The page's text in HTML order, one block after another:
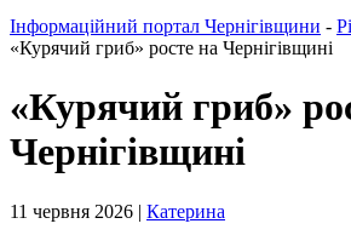
Інформаційний портал Чернігівщини -
«Курячий гриб» росте на Чернігівщині
«Курячий гриб»
Чернігівщині
11 червня 2026 | Катерина